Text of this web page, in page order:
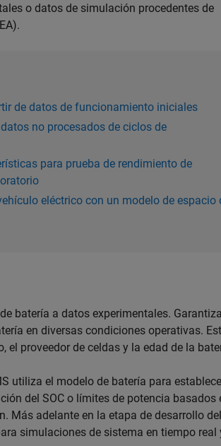
o datos de simulación procedentes de
de datos de funcionamiento iniciales
no procesados de ciclos de
para prueba de rendimiento de
eléctrico con un modelo de espacio
batería a datos experimentales.
en diversas condiciones operativas.
proveedor de celdas y la edad de la
utiliza el modelo de batería para
del SOC o límites de potencia basados
Más adelante en la etapa de desarrollo
simulaciones de sistema en tiempo real